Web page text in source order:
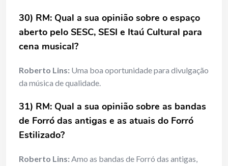
30) RM: Qual a sua opinião sobre o espaço
aberto pelo SESC, SESI e Itaú Cultural para
cena musical?
Roberto Lins: Uma boa oportunidade para divulgação
da música de qualidade.
31) RM: Qual a sua opinião sobre as bandas
de Forró das antigas e as atuais do Forró
Estilizado?
Roberto Lins:Amo as bandas de Forró das antigas,